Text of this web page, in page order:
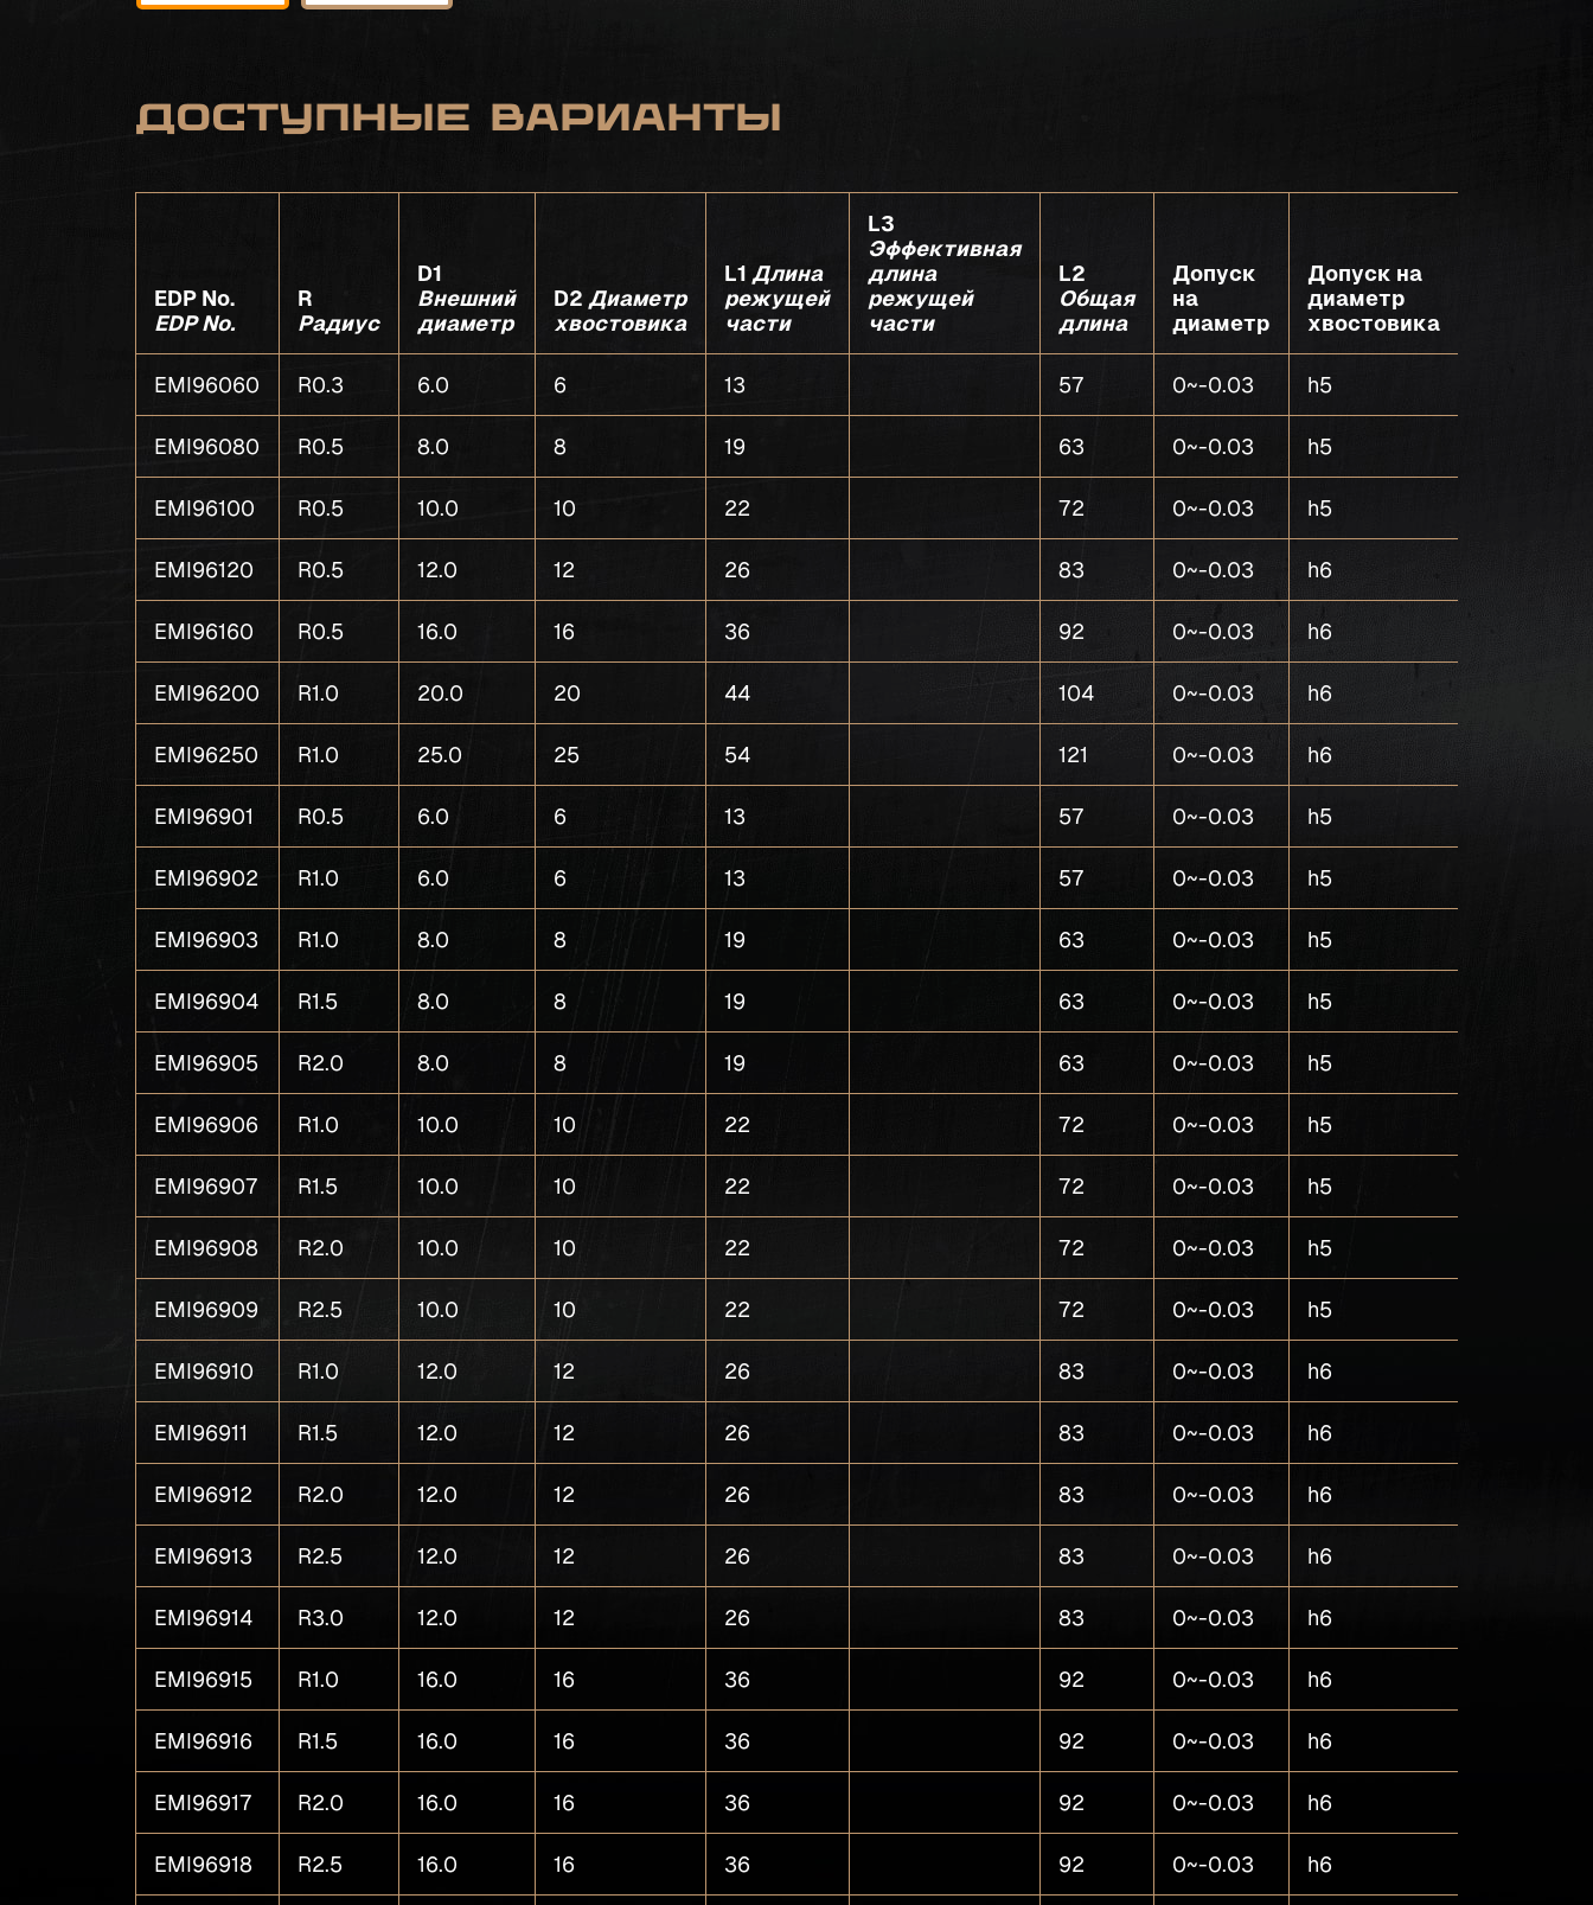
Доступные варианты
EDP No.
EDP No.
R
Радиус
D1
Внешний
диаметр
D2 Диаметр
хвостовика
L1 Длина
режущей
части
L3
Эффективная
длина
режущей
части
L2
Общая
длина
Допуск
на
диаметр
Допуск на
диаметр
хвостовика
EMI96060 R0.3 6.0 6 13 57 0~-0.03 h5
EMI96080 R0.5 8.0 8 19 63 0~-0.03 h5
EMI96100 R0.5 10.0 10 22 72 0~-0.03 h5
EMI96120 R0.5 12.0 12 26 83 0~-0.03 h6
EMI96160 R0.5 16.0 16 36 92 0~-0.03 h6
EMI96200 R1.0 20.0 20 44 104 0~-0.03 h6
EMI96250 R1.0 25.0 25 54 121 0~-0.03 h6
EMI96901 R0.5 6.0 6 13 57 0~-0.03 h5
EMI96902 R1.0 6.0 6 13 57 0~-0.03 h5
EMI96903 R1.0 8.0 8 19 63 0~-0.03 h5
EMI96904 R1.5 8.0 8 19 63 0~-0.03 h5
EMI96905 R2.0 8.0 8 19 63 0~-0.03 h5
EMI96906 R1.0 10.0 10 22 72 0~-0.03 h5
EMI96907 R1.5 10.0 10 22 72 0~-0.03 h5
EMI96908 R2.0 10.0 10 22 72 0~-0.03 h5
EMI96909 R2.5 10.0 10 22 72 0~-0.03 h5
EMI96910 R1.0 12.0 12 26 83 0~-0.03 h6
EMI96911 R1.5 12.0 12 26 83 0~-0.03 h6
EMI96912 R2.0 12.0 12 26 83 0~-0.03 h6
EMI96913 R2.5 12.0 12 26 83 0~-0.03 h6
EMI96914 R3.0 12.0 12 26 83 0~-0.03 h6
EMI96915 R1.0 16.0 16 36 92 0~-0.03 h6
EMI96916 R1.5 16.0 16 36 92 0~-0.03 h6
EMI96917 R2.0 16.0 16 36 92 0~-0.03 h6
EMI96918 R2.5 16.0 16 36 92 0~-0.03 h6